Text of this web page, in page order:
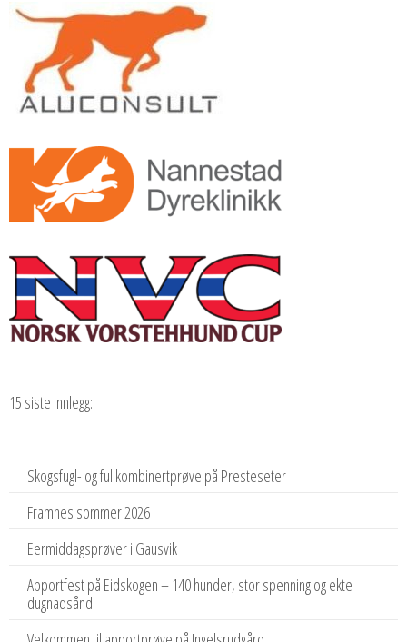
15 siste innlegg:
Skogsfugl- og fullkombinertprøve på Presteseter
Framnes sommer 2026
Eermiddagsprøver i Gausvik
Apportfest på Eidskogen – 140 hunder, stor spenning og ekte
dugnadsånd